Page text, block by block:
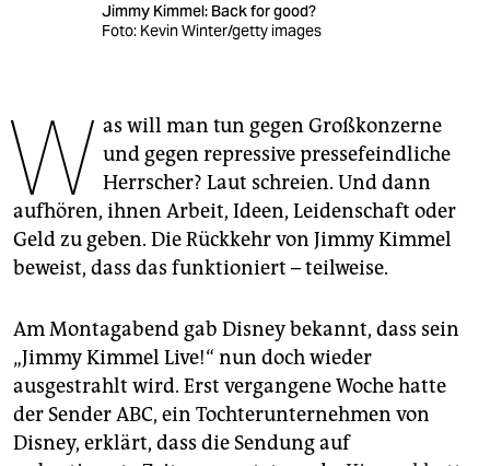
unterstützen
epaper login
Jimmy Kimmel: Back for good?
Foto: Kevin Winter/getty images
W as will man tun gegen Großkonzerne
und gegen repressive pressefeindliche
Herrscher? Laut schreien. Und dann
aufhören, ihnen Arbeit, Ideen, Leidenschaft oder
Geld zu geben. Die Rückkehr von Jimmy Kimmel
beweist, dass das funktioniert – teilweise.
Am Montagabend gab Disney bekannt, dass sein
„Jimmy Kimmel Live!“ nun doch wieder
ausgestrahlt wird. Erst vergangene Woche hatte
der Sender ABC, ein Tochterunternehmen von
Disney, erklärt, dass die Sendung auf